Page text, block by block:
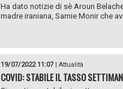
Ha dato notizie di sè Aroun
madre iraniana, Samie Monir che
19/07/2022 11:07| Attualità
COVID: STABILE IL TASSO